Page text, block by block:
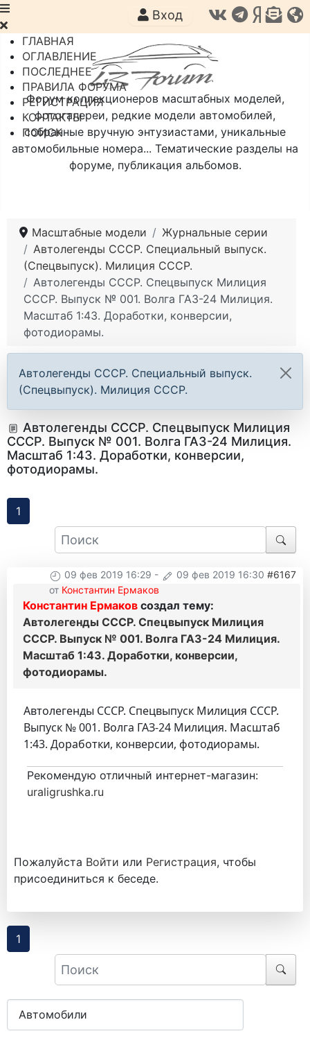
Форум коллекционеров масштабных моделей,
фотогалереи, редкие модели автомобилей,
собранные вручную энтузиастами, уникальные
автомобильные номера... Тематические разделы на
форуме, публикация альбомов.
Вход
ГЛАВНАЯ
ОГЛАВЛЕНИЕ
ПОСЛЕДНЕЕ
ПРАВИЛА ФОРУМА
РЕГИСТРАЦИЯ
КОНТАКТЫ
ПОИСК
Масштабные модели
Журнальные серии
Автолегенды СССР. Специальный выпуск.
(Спецвыпуск). Милиция СССР.
Автолегенды СССР. Спецвыпуск Милиция
СССР. Выпуск № 001. Волга ГАЗ-24 Милиция.
Масштаб 1:43. Доработки, конверсии,
фотодиорамы.
Автолегенды СССР. Специальный выпуск.
(Спецвыпуск). Милиция СССР.
Автолегенды СССР. Спецвыпуск Милиция
СССР. Выпуск № 001. Волга ГАЗ-24 Милиция.
Масштаб 1:43. Доработки, конверсии,
фотодиорамы.
1
09 фев 2019 16:29 - 09 фев 2019 16:30 #6167
от Константин Ермаков
Константин Ермаков создал тему:
Автолегенды СССР. Спецвыпуск Милиция
СССР. Выпуск № 001. Волга ГАЗ-24 Милиция.
Масштаб 1:43. Доработки, конверсии,
фотодиорамы.
Автолегенды СССР. Спецвыпуск Милиция СССР.
Выпуск № 001. Волга ГАЗ-24 Милиция. Масштаб
1:43. Доработки, конверсии, фотодиорамы.
Рекомендую отличный интернет-магазин:
uraligrushka.ru
Пожалуйста Войти или Регистрация, чтобы
присоединиться к беседе.
1